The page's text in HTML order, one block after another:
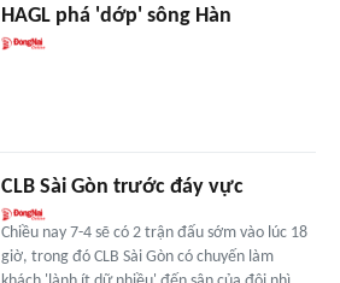
HAGL phá 'dớp' sông Hàn
CLB Sài Gòn trước đáy vực
Chiều nay 7-4 sẽ có 2 trận đấu sớm vào lúc 18
giờ, trong đó CLB Sài Gòn có chuyến làm